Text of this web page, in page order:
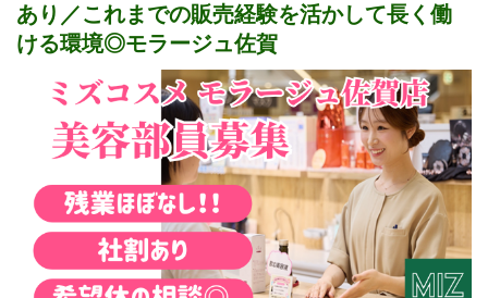
【ゆくゆくお任せしていく業務】
お仕事に慣れてきたら、少しずつステップアップ！
・メーカー研修受講：各化粧品ブランドの特色や、美容の専門知
識・技術を基礎から学べます。
・お客様対応： 知識を活かした商品の販売、カウンセリング、機
器を使った肌診断、お肌のお手入れ、メイク、サンプリングな
＊働きながら「キレイ」になれる環境＊
最初から難しい専門知識や技術を求められることはありません。
充実した研修を通して、働きながら自分自身のスキンケア知識も
深まり、自分磨きも叶う職場です！
先輩スタッフもしっかりフォローしますので、安心して事務・接
客デビューしてくださいね。
あり／これまでの販売経験を活かして長く働
ける環境◎モラージュ佐賀